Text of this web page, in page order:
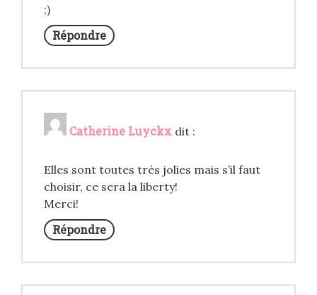
;)
Répondre
Catherine Luyckx dit :
Elles sont toutes très jolies mais s’il faut
choisir, ce sera la liberty!
Merci!
Répondre